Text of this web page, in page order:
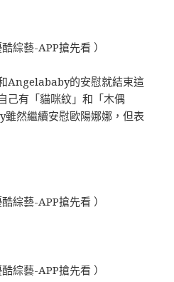
綜藝-APP搶先看 ）
Angelababy的安慰就結束這
己有「貓咪紋」和「木偶
然繼續安慰歐陽娜娜，但表
綜藝-APP搶先看 ）
綜藝-APP搶先看 ）